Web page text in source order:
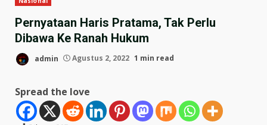
Pernyataan Haris Pratama, Tak Perlu
Dibawa Ke Ranah Hukum
admin Agustus 2, 2022 1 min read
Spread the love